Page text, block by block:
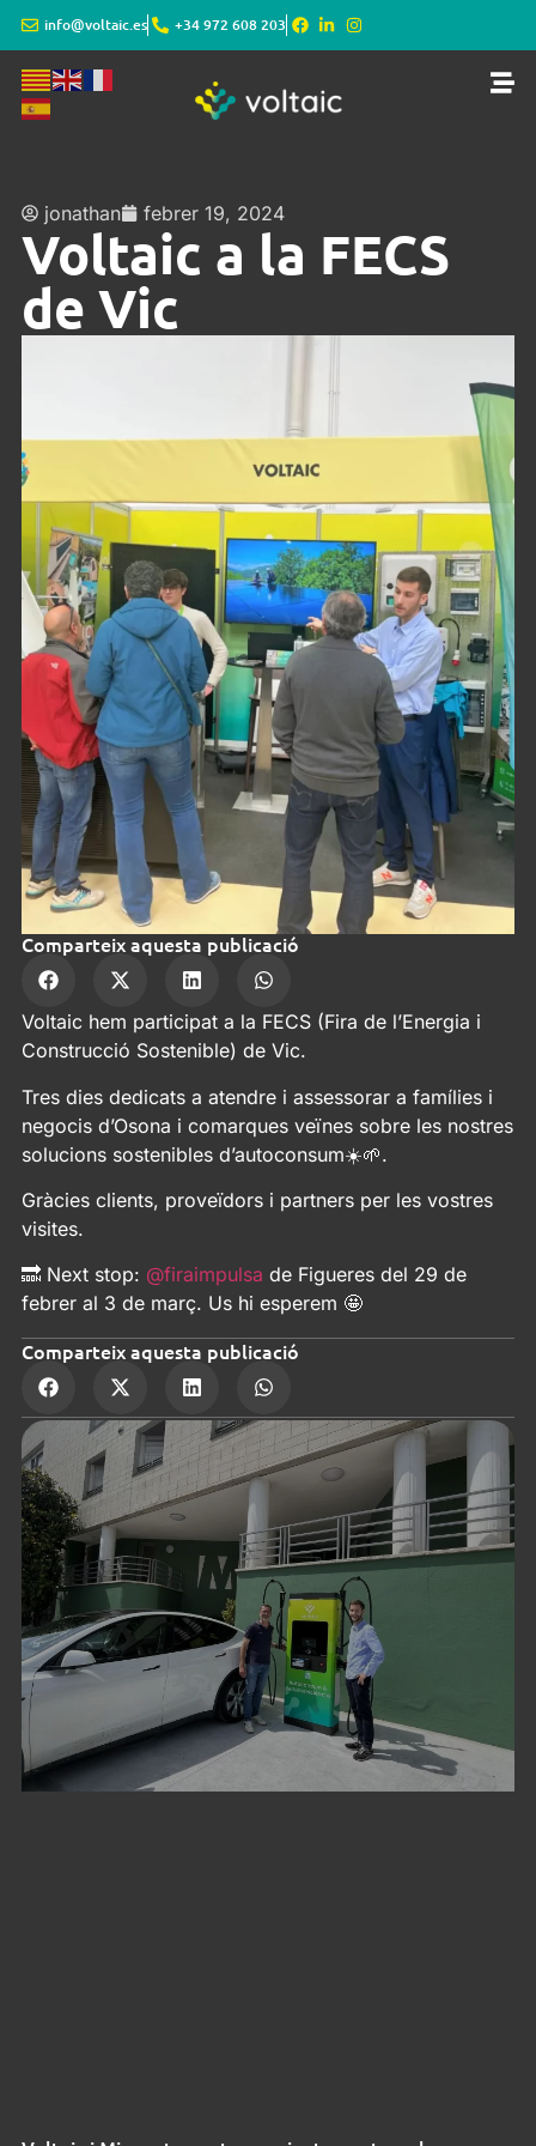
info@voltaic.es +34 972 608 203
jonathan febrer 19, 2024
Voltaic a la FECS
de Vic
Comparteix aquesta publicació
Voltaic hem participat a la FECS (Fira de l’Energia i
Construcció Sostenible) de Vic.
Tres dies dedicats a atendre i assessorar a famílies i
negocis d’Osona i comarques veïnes sobre les nostres
solucions sostenibles d’autoconsum☀️🌱.
Gràcies clients, proveïdors i partners per les vostres
visites.
🔜 Next stop: @firaimpulsa de Figueres del 29 de
febrer al 3 de març. Us hi esperem 🤩
Comparteix aquesta publicació